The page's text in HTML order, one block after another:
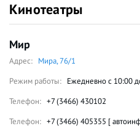
Кинотеатры
Мир
Адрес: Мира, 76/1
Режим работы: Ежедневно с 10:00
Телефон: +7 (3466) 430102
Телефон: +7 (3466) 405355 [